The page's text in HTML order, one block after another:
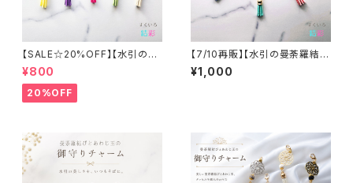
【SALE☆20%OFF】【水引の親
子梅結びの御守りチャーム①】
全５色 推し活
¥800
20%OFF
【7/10再販】【水引の曼荼羅結び
とあわじ玉の御守りチャーム②】
全５色
¥1,000